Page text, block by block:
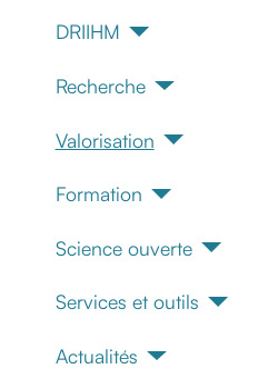
DRIIHM
Recherche
Valorisation
Formation
Science ouverte
Services et outils
Actualités